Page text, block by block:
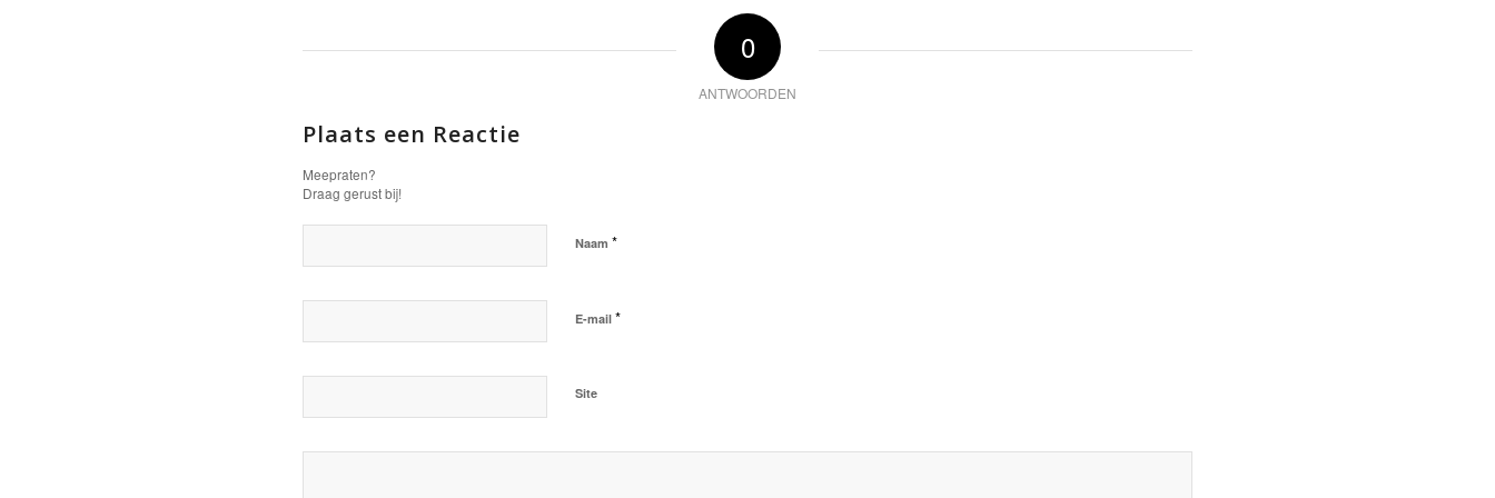
0
ANTWOORDEN
Plaats een Reactie
Meepraten?
Draag gerust bij!
Naam *
E-mail *
Site